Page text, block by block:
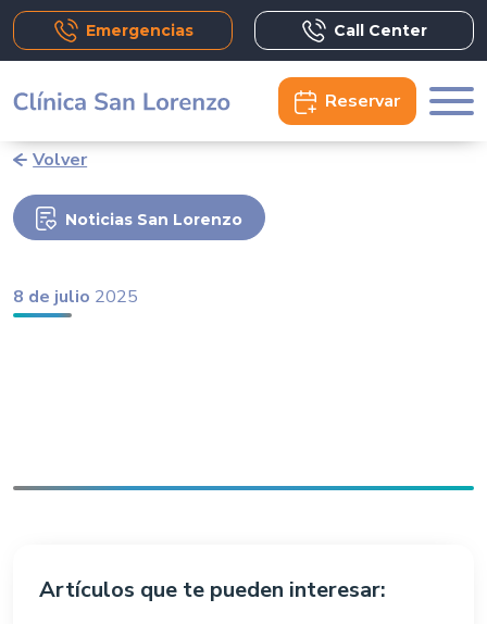
Emergencias Call Center
Reservar
Volver
Noticias San Lorenzo
8 de julio 2025
Artículos que te pueden interesar: